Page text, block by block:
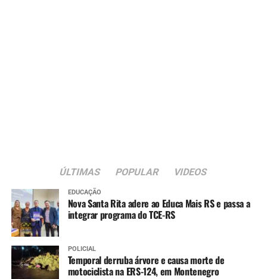
ÚLTIMAS POPULAR VIDEOS
EDUCAÇÃO
Nova Santa Rita adere ao Educa Mais RS e passa a
integrar programa do TCE-RS
POLICIAL
Temporal derruba árvore e causa morte de
motociclista na ERS-124, em Montenegro